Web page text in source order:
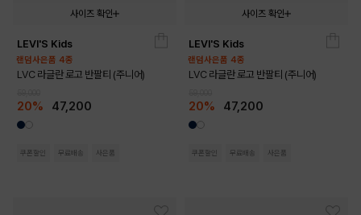
사이즈 확인
140
LEVI'S Kids
랜덤사은품 4종
LVC 라글란 로고 반팔티 (주니어)
20% 47,200
쿠폰할인 무료배송 사은품
사이즈 확인
140
LEVI'S Kids
랜덤사은품 4종
LVC 라글란 로고 반팔티 (주니어)
20% 47,200
쿠폰할인 무료배송 사은품